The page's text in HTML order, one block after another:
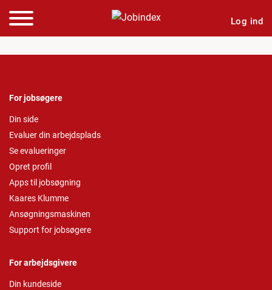
Log ind
For jobsøgere
Din side
Evaluer din arbejdsplads
Se evalueringer
Opret profil
Apps til jobsøgning
Kaares Klumme
Ansøgningsmaskinen
Support for jobsøgere
For arbejdsgivere
Din kundeside